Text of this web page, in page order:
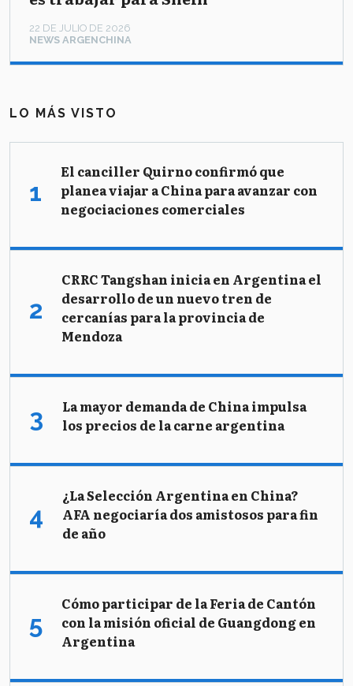
NEWS ARGENCHINA
22 DE JULIO DE 2026
LO MÁS VISTO
El canciller Quirno confirmó que
planea viajar a China para avanzar con
negociaciones comerciales
CRRC Tangshan inicia en Argentina el
desarrollo de un nuevo tren de
cercanías para la provincia de
Mendoza
La mayor demanda de China impulsa
los precios de la carne argentina
¿La Selección Argentina en China?
AFA negociaría dos amistosos para fin
de año
Cómo participar de la Feria de Cantón
con la misión oficial de Guangdong en
Argentina